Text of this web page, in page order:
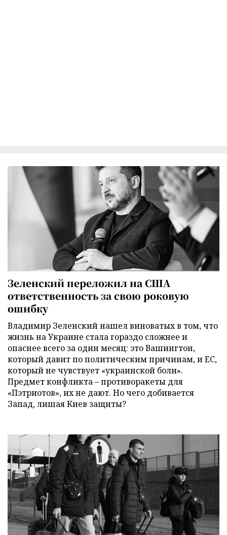
Зеленский переложил на США
ответственность за свою роковую
ошибку
Владимир Зеленский нашел виноватых в том, что
жизнь на Украине стала гораздо сложнее и
опаснее всего за один месяц: это Вашингтон,
который давит по политическим причинам, и ЕС,
который не чувствует «украинской боли».
Предмет конфликта – противоракеты для
«Пэтриотов», их не дают. Но чего добивается
Запад, лишая Киев защиты?